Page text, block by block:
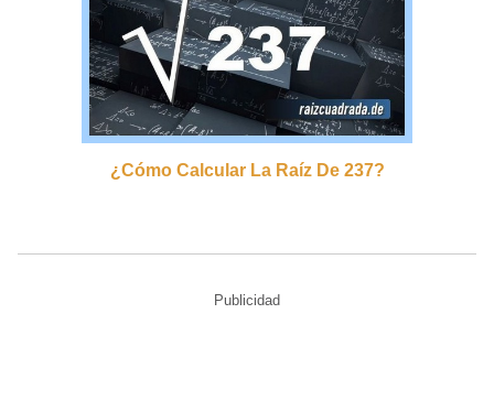
¿cómo Calcular La Raíz De 237?
Publicidad